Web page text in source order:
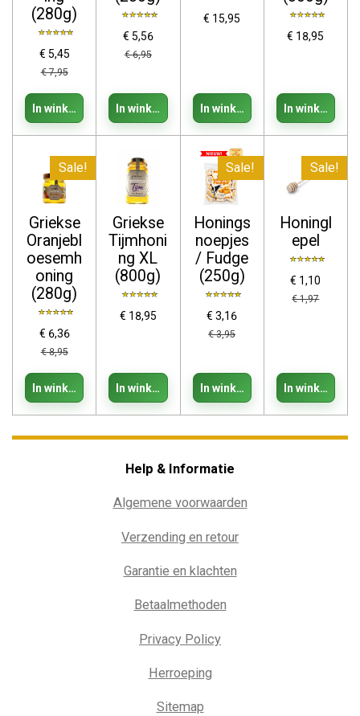
(280g)
€ 5,45
€ 7,95
In winkelwagen
€ 5,56
€ 6,95
In winkelwagen
€ 15,95
In winkelwagen
€ 18,95
In
Sale!
Griekse
Oranjebl
oesemh
oning
(280g)
€ 6,36
€ 8,95
In winkelwagen
Griekse
Tijmhoni
ng XL
(800g)
€ 18,95
In winkelwagen
Sale!
Honings
noepjes
/ Fudge
(250g)
€ 3,16
€ 3,95
In winkelwagen
Sale!
Honingl
epel
€ 1,10
€ 1,97
In
Help & Informatie
Algemene voorwaarden
Verzending en retour
Garantie en klachten
Betaalmethoden
Privacy Policy
Herroeping
Sitemap